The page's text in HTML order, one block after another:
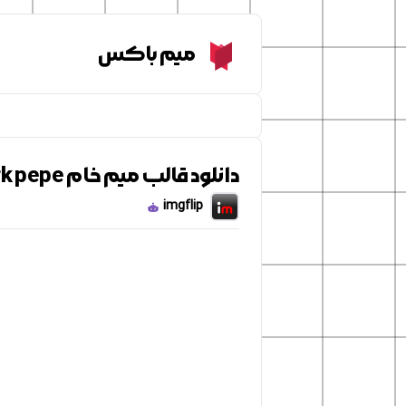
Meme Boxمیم باکس
دانلود قالب میم خام fork pepe
imgflip